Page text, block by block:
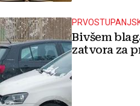
Bivšem
zatvora za